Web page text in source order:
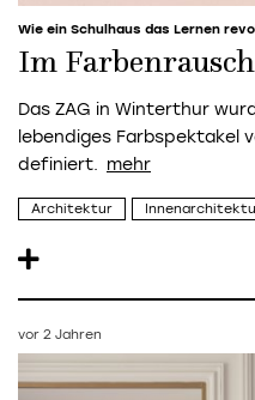
Wie ein Schulhaus das Lernen
Im Farbenrausch
Das ZAG in Winterthur
lebendiges Farbspektakel
definiert.
Architektur
vor 2 Jahren